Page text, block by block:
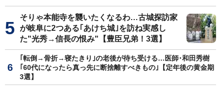
そりゃ本能寺を襲いたくなるわ…古城探訪家
が岐阜に2つある｢あけち城｣を訪ね実感し
た"光秀→信長の恨み"【豊臣兄弟！3選】
｢転倒→骨折→寝たきり｣の老後が待ち受ける…医師･和田秀樹
｢60代になったら真っ先に断捨離すべきもの｣【定年後の黄金期
3選】